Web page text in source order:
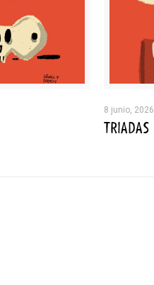
8 junio, 2026
TRIADAS